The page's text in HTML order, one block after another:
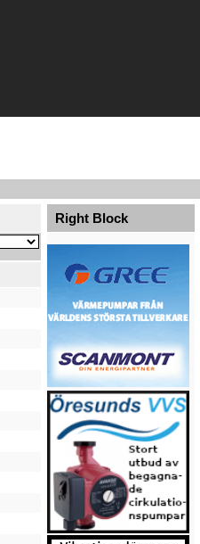
Right Block